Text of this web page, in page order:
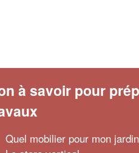
à savoir pour
Quel mobilier pour mon